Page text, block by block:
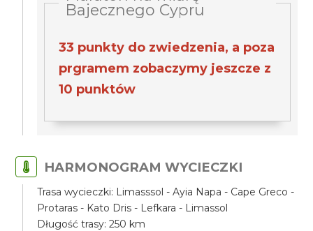
Bajecznego Cypru
33 punkty do zwiedzenia, a poza
prgramem zobaczymy jeszcze z
10 punktów
HARMONOGRAM WYCIECZKI
Trasa wycieczki: Limasssol - Ayia Napa - Cape Greco -
Protaras - Kato Dris - Lefkara - Limassol
Długość trasy: 250 km